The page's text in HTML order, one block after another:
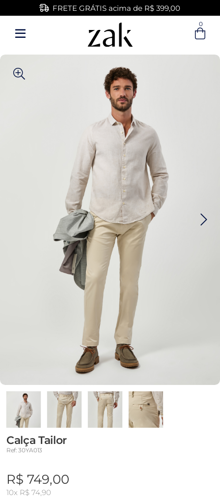
Entre com email ou cpf/cnpj
Criar nova conta
FRETE GRÁTIS acima de R$ 399,00
0
Calça Tailor
Ref: 30YA013
R$ 749,00
10x R$ 74,90